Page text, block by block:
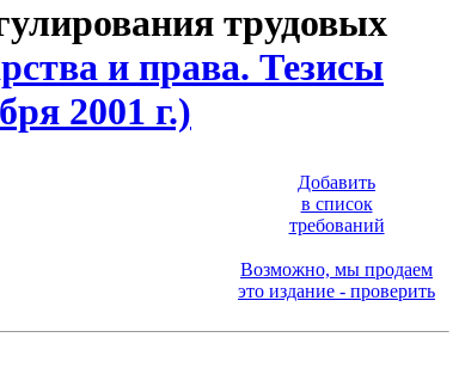
трудовых
и права. Тезисы
2001 г.)
Добавить
в список
требований
Возможно, мы продаем
это издание - проверить